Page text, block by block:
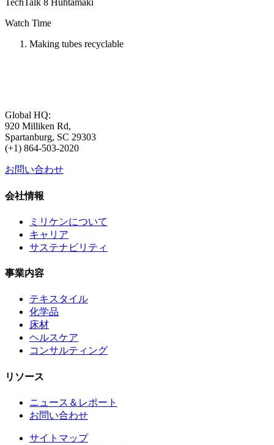
TechTalk 8 Huhtamaki
Watch Time
Making tubes recyclable
Global HQ:
920 Milliken Rd,
Spartanburg, SC 29303
(+1) 864-503-2020
お問い合わせ
会社情報
ミリケンについて
キャリア
サステナビリティ
事業内容
テキスタイル
化学品
床材
ヘルスケア
コンサルティング
リソース
ニュース＆レポート
お問い合わせ
サイトマップ